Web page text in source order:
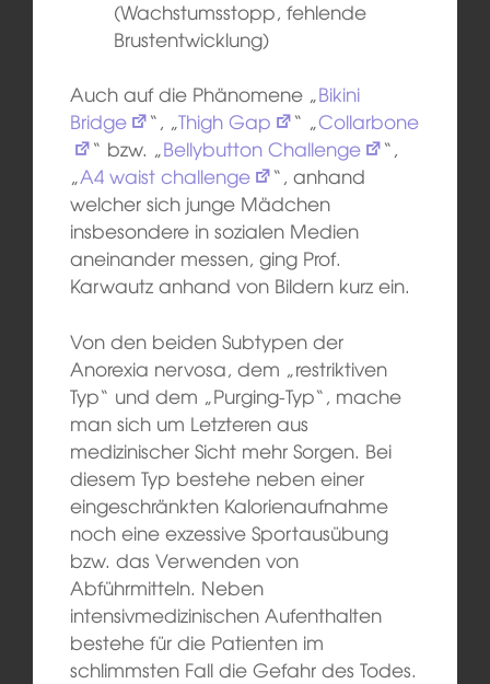
(Wachstumsstopp, fehlende
Brustentwicklung)
Auch auf die Phänomene „Bikini
Bridge
“, „Thigh Gap “ „Collarbone
“ bzw. „Bellybutton Challenge
“,
„A4 waist challenge
“, anhand
welcher sich junge Mädchen
insbesondere in sozialen Medien
aneinander messen, ging Prof.
Karwautz anhand von Bildern kurz ein.
Von den beiden Subtypen der
Anorexia nervosa, dem „restriktiven
Typ“ und dem „Purging-Typ“, mache
man sich um Letzteren aus
medizinischer Sicht mehr Sorgen. Bei
diesem Typ bestehe neben einer
eingeschränkten Kalorienaufnahme
noch eine exzessive Sportausübung
bzw. das Verwenden von
Abführmitteln. Neben
intensivmedizinischen Aufenthalten
bestehe für die Patienten im
schlimmsten Fall die Gefahr des Todes.